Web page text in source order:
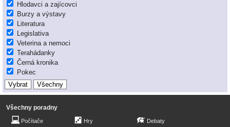
Hlodavci a zajícovci
Burzy a výstavy
Literatura
Legislativa
Veterina a nemoci
Terahádanky
Černá kronika
Pokec
Všechny poradny
Počítače Hry Debaty